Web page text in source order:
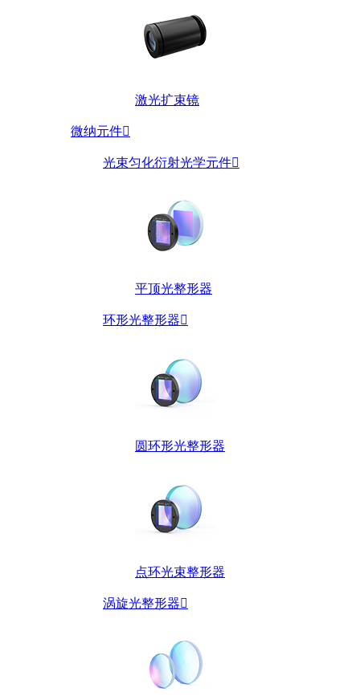
激光扩束镜
微纳元件
光束匀化衍射光学元件
平顶光整形器
环形光整形器
圆环形光整形器
点环光束整形器
涡旋光整形器